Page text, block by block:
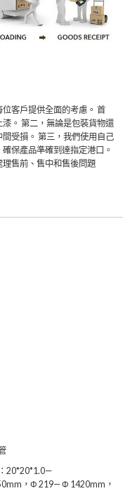
客戶提供全面的考慮。 首
。 第二，無論是包裝貨物還
受損。 第三，我們使用自己
保產品準確到達指定港口。
售前、售中和售後問題
20*20*1.0—
，Φ 219— Φ 1420mm，